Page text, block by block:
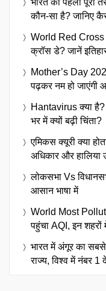
कौन-सा है? जानिए
World Red Cross
क्रॉस डे? जानें
Mother’s Day
पढ़कर नम हो
Hantavirus क्या
भर में क्यों बढ़ी चिंता?
एमिकस क्यूरी क्या
अधिकार और हालिया
लोकसभा Vs
आसान भाषा में
World Most
पहुंचा AQI, इन
भारत में अंगूर का
राज्य, विश्व में नंबर 1